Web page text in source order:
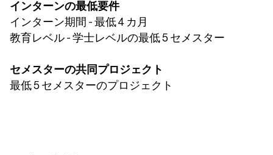
インターンの最低要件
インターン期間 - 最低 4 カ月
教育レベル - 学士レベルの最低 5 セメスター
セメスターの共同プロジェクト
最低 5 セメスターのプロジェクト